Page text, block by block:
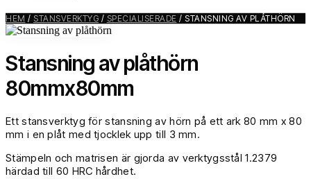
HEM / STANSVERKTYG / SPECIALISERADE / STANSNING AV PLÅTHÖRN
Stansning av plåthörn
80mmx80mm
Ett stansverktyg för stansning av hörn på ett ark 80 mm x 80
mm i en plåt med tjocklek upp till 3 mm.
Stämpeln och matrisen är gjorda av verktygsstål 1.2379
härdad till 60 HRC hårdhet.